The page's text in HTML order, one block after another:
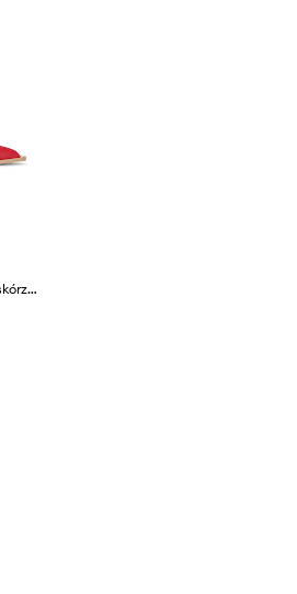
GOD SAVE QUEENS szpilki skórzane CHERRY LADY MULES